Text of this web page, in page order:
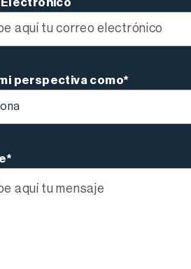
perspectiva como*